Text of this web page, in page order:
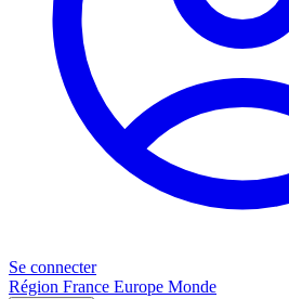
Se connecter
Région France Europe Monde